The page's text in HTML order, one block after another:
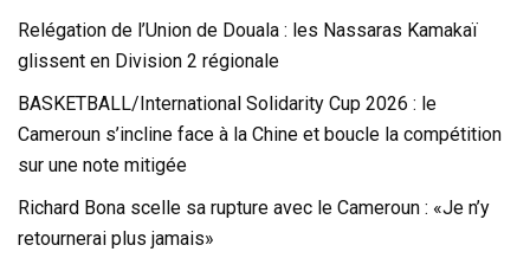
Relégation de l’Union de Douala : les Nassaras Kamakaï
glissent en Division 2 régionale
BASKETBALL/International Solidarity Cup 2026 : le
Cameroun s’incline face à la Chine et boucle la compétition
sur une note mitigée
Richard Bona scelle sa rupture avec le Cameroun : «Je n’y
retournerai plus jamais»